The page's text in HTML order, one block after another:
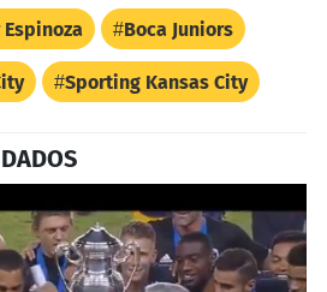
Espinoza Boca Juniors
Sporting Kansas City